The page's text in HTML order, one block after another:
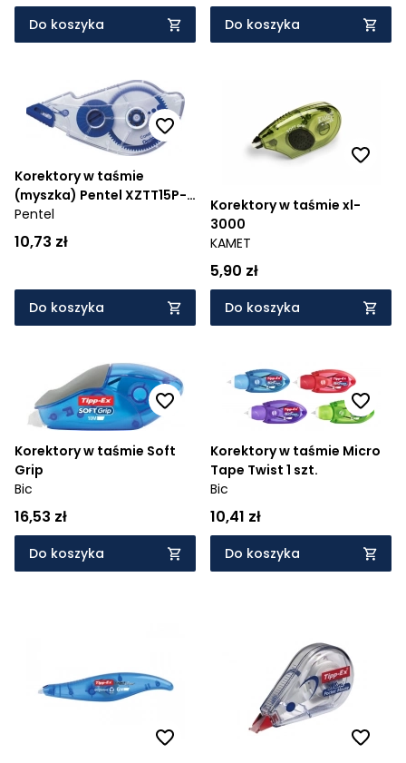
Do koszyka Do koszyka
Korektory w taśmie
(myszka) Pentel XZTT15P-
WE
Pentel
10,73 zł
Do koszyka
Korektory w taśmie xl-
3000
KAMET
5,90 zł
Do koszyka
Korektory w taśmie Soft
Grip
Bic
16,53 zł
Do koszyka
Korektory w taśmie Micro
Tape Twist 1 szt.
Bic
10,41 zł
Do koszyka